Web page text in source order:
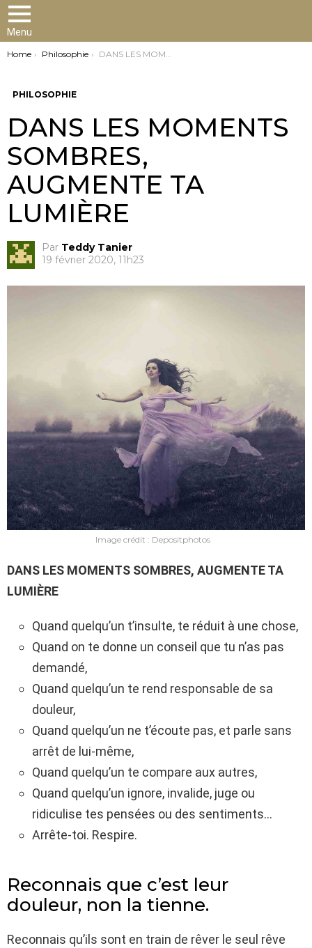
Menu
You are here:
Home Philosophie DANS LES MOMENTS SOMBRES, AUGMENTE TA LUMIÈRE
PHILOSOPHIE
DANS LES MOMENTS
SOMBRES,
AUGMENTE TA
LUMIÈRE
Par Teddy Tanier
19 février 2020, 11h23
Image crédit : Depositphotos
DANS LES MOMENTS SOMBRES, AUGMENTE TA
LUMIÈRE
Quand quelqu’un t’insulte, te réduit à une chose,
Quand on te donne un conseil que tu n’as pas
demandé,
Quand quelqu’un te rend responsable de sa
douleur,
Quand quelqu’un ne t’écoute pas, et parle sans
arrêt de lui-même,
Quand quelqu’un te compare aux autres,
Quand quelqu’un ignore, invalide, juge ou
ridiculise tes pensées ou des sentiments…
Arrête-toi. Respire.
Reconnais que c’est leur
douleur, non la tienne.
Reconnais qu’ils sont en train de rêver le seul rêve